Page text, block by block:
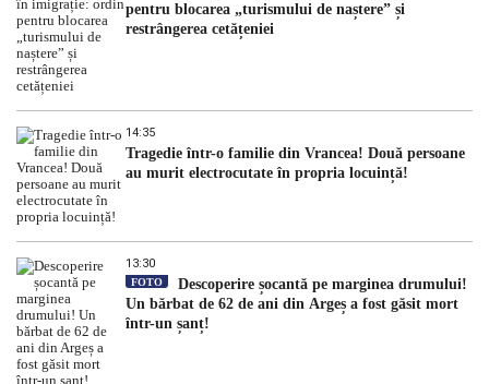
pentru blocarea „turismului de naștere” și
restrângerea cetățeniei
14:35
Tragedie într-o familie din Vrancea! Două persoane
au murit electrocutate în propria locuință!
13:30
FOTO
Descoperire șocantă pe marginea drumului!
Un bărbat de 62 de ani din Argeș a fost găsit mort
într-un șanț!